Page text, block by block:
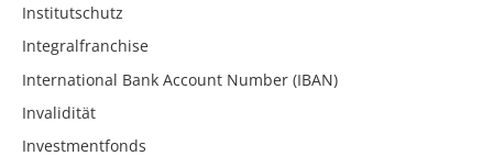
Institutschutz
Integralfranchise
International Bank Account Number (IBAN)
Invalidität
Investmentfonds